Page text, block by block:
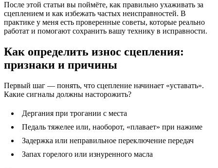
После этой статьи вы поймёте, как правильно ухаживать за
сцеплением и как избежать частых неисправностей. В
практике у меня есть проверенные советы, которые реально
работат и помогают сохранить вашу технику в исправности.
Как определить износ сцепления:
признаки и причины
Первый шаг — понять, что сцепление начинает «уставать».
Какие сигналы должны насторожить?
Дергания при трогании с места
Педаль тяжелее или, наоборот, «плавает» при нажиме
Задержка или неправильное переключение передач
Запах горелого или изнуренного масла